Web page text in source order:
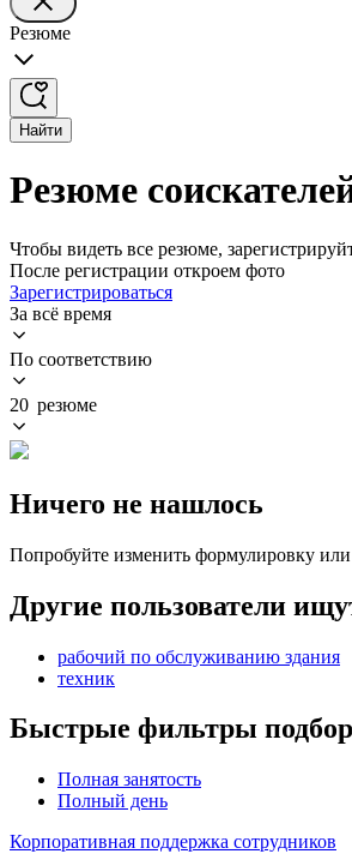
Резюме
Найти
Резюме
Чтобы видеть все резюме,
После регистрации откроем фото
Зарегистрироваться
За всё время
По соответствию
20 резюме
Ничего не нашлось
Попробуйте изменить формулировку
Другие пользователи
рабочий по обслуживанию здания
техник
Быстрые фильтры
Полная занятость
Полный день
Корпоративная поддержка сотрудников